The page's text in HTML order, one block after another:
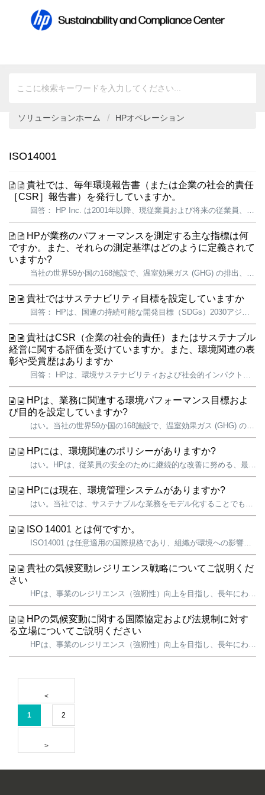
ソリューションホーム HPオペレーション
ISO14001
貴社では、毎年環境報告書（または企業の社会的責任
［CSR］報告書）を発行していますか。
回答： HP Inc. は2001年以降、現従業員および将来の従業員、顧客、業界アナリスト、投資家を含む主要なステークホルダーに対し、環境および社会分野における取り組みと進捗に関する詳細な情報を提供してきました。 2025 HPサステナビリティ・プログレスレポートでは、当社のサステナビリティ戦略、実際お...
HPが業務のパフォーマンスを測定する主な指標は何
ですか。また、それらの測定基準はどのように定義されて
いますか?
当社の世界59か国の168施設で、温室効果ガス (GHG) の排出、エネルギーおよび水の取り込み、および廃棄物の発生を削減するための行動を実践しています。HPの業務に伴うGHG排出量は当社のカーボンフットプリント全体の1%に過ぎませんが、最も制御しやすく、影響が大きい領域です。このため、すぐに影響を与えることが...
貴社ではサステナビリティ目標を設定していますか
回答： HPは、国連の持続可能な開発目標（SDGs）2030アジェンダを支持しており、より持続可能な未来の実現に貢献することの重要性を認識しています。当社は17のSDGsのうち16の目標に貢献する取り組みを既に推進しており、それらの達成を支援するイノベーションを継続的に創出しています。また、ステークホルダー...
貴社はCSR（企業の社会的責任）またはサステナブル
経営に関する評価を受けていますか。また、環境関連の表
彰や受賞歴はありますか
回答： HPは、環境サステナビリティおよび社会的インパクトの分野におけるリーダー企業として高く評価されています。 当社では、サステナビリティを事業運営上の重要な指針の一つと位置付けており、事業やステークホルダーにとって特に重要な課題に注力しています。その取り組みは、さまざまな評価機関によるベンチマークや表...
HPは、業務に関連する環境パフォーマンス目標およ
び目的を設定していますか?
はい。当社の世界59か国の168施設で、温室効果ガス (GHG) の排出、エネルギーおよび水の取り込み、および廃棄物の発生を削減するための行動を実践しています。当社では、サステナブルな業務をモデル化することでも、当社の価値を行動で示し、業界をリードする取り組みを一例として、従業員、お客様、サプライヤー、訪問者な...
HPには、環境関連のポリシーがありますか?
はい。HPは、従業員の安全のために継続的な改善に努める、最先端の環境、健康、安全 (EHS) プログラムを提供することを約束します。当社は、資源消費、大気放出、排水など、当社のビジネスが環境に依存し、影響していることを認識しています。ライフサイクルを通して安全で環境に配慮した製品およびサービスを提供しながら、当...
HPには現在、環境管理システムがありますか?
はい。当社では、サステナブルな業務をモデル化することでも、当社の価値を行動で示し、業界をリードする取り組みを一例として、従業員、お客様、サプライヤー、訪問者などへ強調しています。 当社の「環境、健康、および安全 (EHS) に関する指針」と、EHS管理システム (HPのすべての従業員と請負業者、およびすべての...
ISO 14001 とは何ですか。
ISO14001 は任意適用の国際規格であり、組織が環境への影響を効果的に管理するために必要な環境マネジメントシステム（EMS）の構成要件を定めた規格です。 ISO14001 規格は環境マネジメントシステムを事業運営の実務へ統合することを目的としており、1996 年に国際標準化機構（ISO）が産業界、政府...
貴社の気候変動レジリエンス戦略についてご説明くだ
さい
HPは、事業のレジリエンス（強靭性）向上を目指し、長年にわたり気候変動対策に取り組んできました。当社は、2019年以降、総炭素排出量（カーボンフットプリント）を28％以上削減してきたことを誇りに思っています。 2008年、HPは、グローバルIT企業として初めて、サプライチェーン全体を含む全世界のバリューチェ...
HPの気候変動に関する国際協定および法規制に対す
る立場についてご説明ください
HPは、事業のレジリエンス（強靭性）向上を目指し、長年にわたり気候変動対策に取り組んできました。当社は、2019年以降、総カーボンフットプリントを28％以上削減してきたことを誇りに思っています。 2008年には、HPはグローバルIT企業として初めて、グローバルバリューチェーン全体を対象としたカーボンフットプ...
1 2